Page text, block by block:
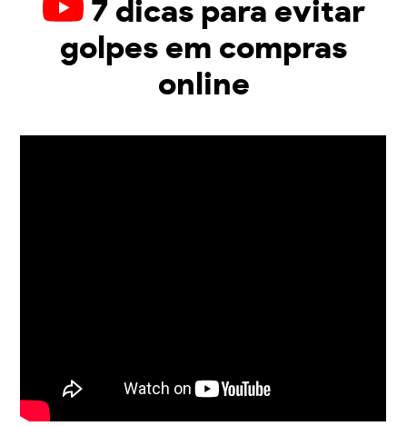
7 dicas para evitar
golpes em compras
online